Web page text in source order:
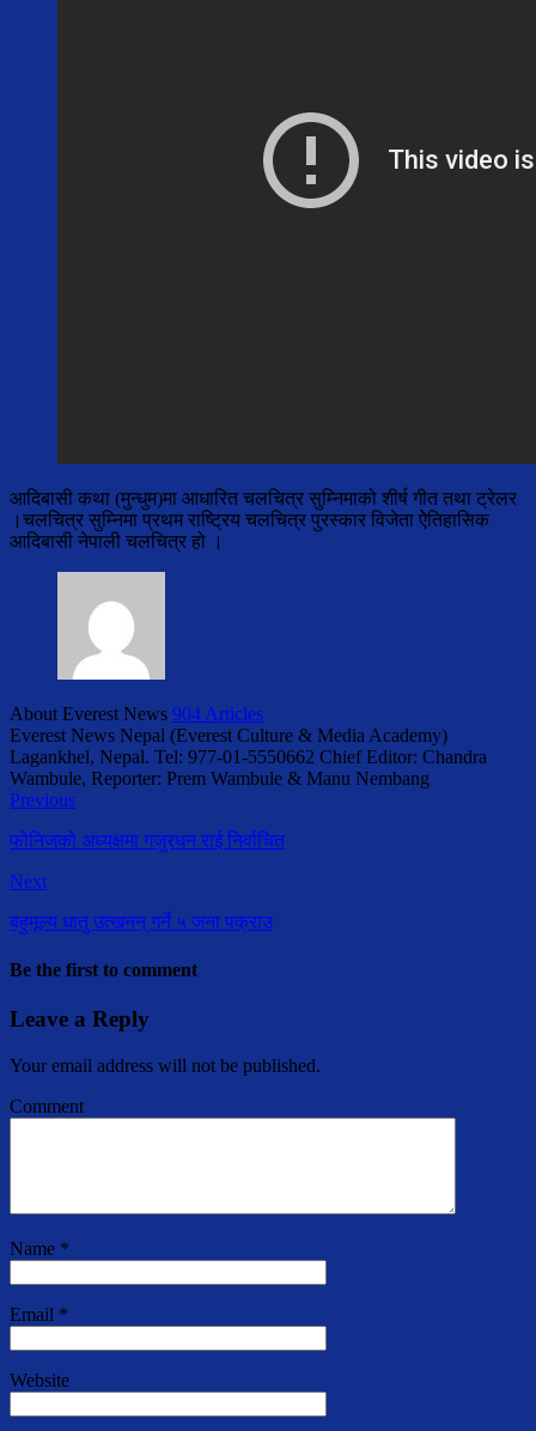
आदिबासी कथा (मुन्धुम)मा आधारित चलचित्र सुम्निमाको शीर्ष गीत तथा ट्रेलर
।चलचित्र सुम्निमा प्रथम राष्ट्रिय चलचित्र पुरस्कार विजेता ऐेतिहासिक
आदिबासी नेपाली चलचित्र हो ।
About Everest News 904 Articles
Everest News Nepal (Everest Culture & Media Academy)
Lagankhel, Nepal. Tel: 977-01-5550662 Chief Editor: Chandra
Wambule, Reporter: Prem Wambule & Manu Nembang
Previous
फोनिजको अध्यक्षमा गजुरधन राई निर्वाचित
Next
बहुमूल्य धातु उत्खनन् गर्ने ५ जना पक्राउ
Be the first to comment
Leave a Reply
Your email address will not be published.
Comment
Name *
Email *
Website